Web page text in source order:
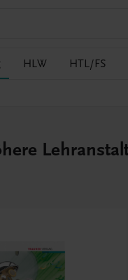
HLW HTL/FS